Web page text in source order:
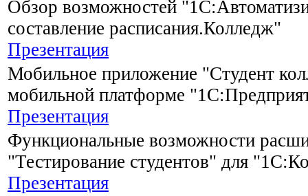
Обзор возможностей
составление расписания.Колледж"
Презентация
Мобильное приложение "Студент
мобильной платформе
Презентация
Функциональные возможности
"Тестирование студентов" для
Презентация